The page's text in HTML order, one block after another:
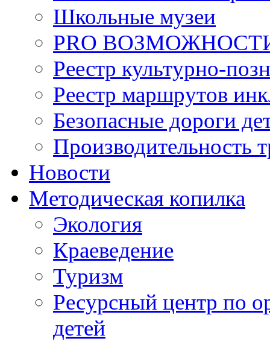
Школьные музеи
PRO
Реестр культурно-
Реестр маршрутов
Безопасные дороги
Производительность
Новости
Методическая копилка
Экология
Краеведение
Туризм
Ресурсный центр по
детей